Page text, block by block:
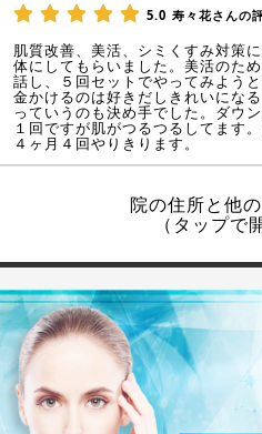
5.0 寿々花さんの
肌質改善、美活、シミくすみ対策
体にしてもらいました。美活のた
話し、５回セットでやってみよう
金かけるのは好きだしきれいにな
っていうのも決め手でした。ダウ
１回ですが肌がつるつるしてます
４ヶ月４回やりきります。
院の住所と他
（タップで